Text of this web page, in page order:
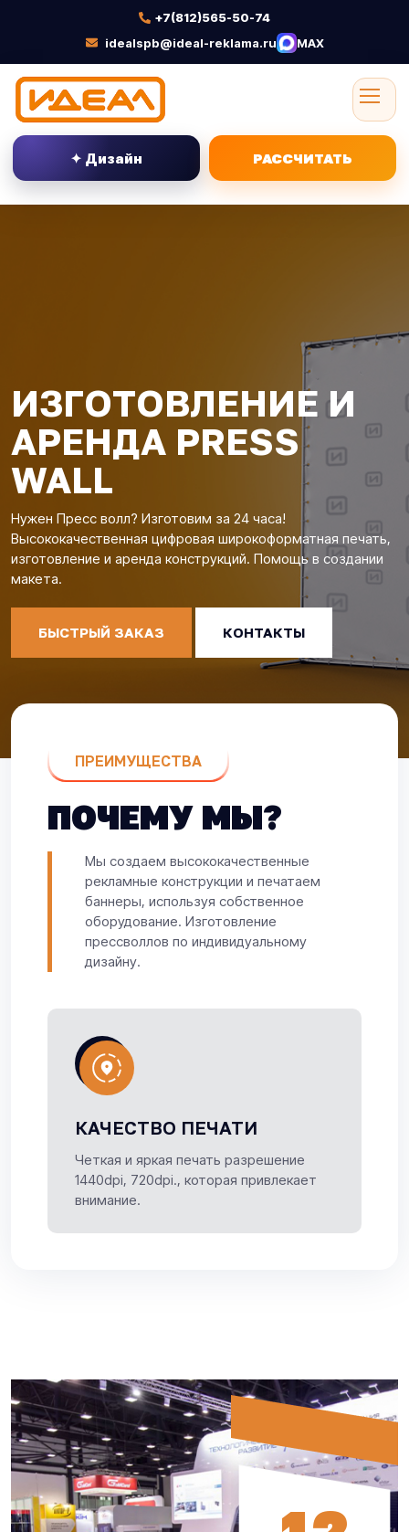
+7(812)565-50-74
idealspb@ideal-reklama.ru
MAX
✦ Дизайн РАССЧИТАТЬ
ИЗГОТОВЛЕНИЕ И
АРЕНДА PRESS
WALL
Нужен Пресс волл? Изготовим за 24 часа!
Высококачественная цифровая широкоформатная печать,
изготовление и аренда конструкций. Помощь в создании
макета.
БЫСТРЫЙ ЗАКАЗ КОНТАКТЫ
ПРЕИМУЩЕСТВА
ПОЧЕМУ МЫ?
Мы создаем высококачественные
рекламные конструкции и печатаем
баннеры, используя собственное
оборудование. Изготовление
прессволлов по индивидуальному
дизайну.
КАЧЕСТВО ПЕЧАТИ
Четкая и яркая печать разрешение
1440dpi, 720dpi., которая привлекает
внимание.